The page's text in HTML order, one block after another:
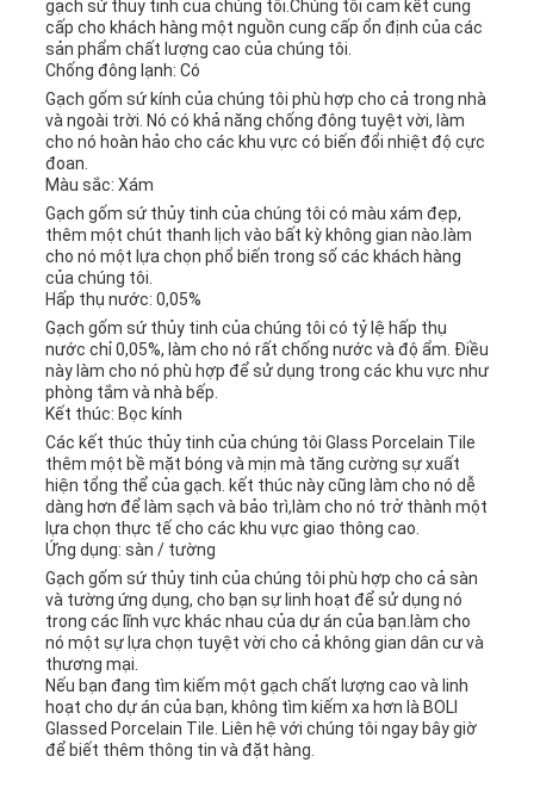
gạch sứ thủy tinh của chúng tôi.Chúng tôi cam kết cung
cấp cho khách hàng một nguồn cung cấp ổn định của các
sản phẩm chất lượng cao của chúng tôi.
Chống đông lạnh: Có
Gạch gốm sứ kính của chúng tôi phù hợp cho cả trong nhà
và ngoài trời. Nó có khả năng chống đông tuyệt vời, làm
cho nó hoàn hảo cho các khu vực có biến đổi nhiệt độ cực
đoan.
Màu sắc: Xám
Gạch gốm sứ thủy tinh của chúng tôi có màu xám đẹp,
thêm một chút thanh lịch vào bất kỳ không gian nào.làm
cho nó một lựa chọn phổ biến trong số các khách hàng
của chúng tôi.
Hấp thụ nước: 0,05%
Gạch gốm sứ thủy tinh của chúng tôi có tỷ lệ hấp thụ
nước chỉ 0,05%, làm cho nó rất chống nước và độ ẩm. Điều
này làm cho nó phù hợp để sử dụng trong các khu vực như
phòng tắm và nhà bếp.
Kết thúc: Bọc kính
Các kết thúc thủy tinh của chúng tôi Glass Porcelain Tile
thêm một bề mặt bóng và mịn mà tăng cường sự xuất
hiện tổng thể của gạch. kết thúc này cũng làm cho nó dễ
dàng hơn để làm sạch và bảo trì,làm cho nó trở thành một
lựa chọn thực tế cho các khu vực giao thông cao.
Ứng dụng: sàn / tường
Gạch gốm sứ thủy tinh của chúng tôi phù hợp cho cả sàn
và tường ứng dụng, cho bạn sự linh hoạt để sử dụng nó
trong các lĩnh vực khác nhau của dự án của bạn.làm cho
nó một sự lựa chọn tuyệt vời cho cả không gian dân cư và
thương mại.
Nếu bạn đang tìm kiếm một gạch chất lượng cao và linh
hoạt cho dự án của bạn, không tìm kiếm xa hơn là BOLI
Glassed Porcelain Tile. Liên hệ với chúng tôi ngay bây giờ
để biết thêm thông tin và đặt hàng.